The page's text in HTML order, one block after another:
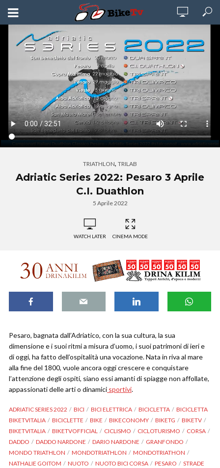
TRIATHLON, TRILAB
Adriatic Series 2022: Pesaro 3 Aprile
C.I. Duathlon
5 Aprile 2022
WATCH LATER CINEMA MODE
Pesaro, bagnata dall’Adriatico, con la sua cultura, la sua
dimensione e i suoi ritmi a misura d’uomo, i suoi patrimoni di ieri e
di oggi, ha fatto dell’ospitalità una vocazione. Nata in riva al mare
alla fine del 1800, vuole ancora oggi crescere e conquistare
l’attenzione degli ospiti, siano essi amanti di spiagge non affollate,
appassionati delle arti o dinamici sportivi.
ADRIATIC SERIES 2022 BICI BICI ELETTRICA BICICLETTA
BICICLETTA
BIKETVITALIA
BICICLETTE BIKE BIKECONOMY BIKETG
BIKETV
BIKETVITALIA
BIKETVOFFICIAL CICLISMO CICLOTURISMO
CORSA
DADDO
DADDO NARDONE DARIO NARDONE
GRANFONDO
MONDO TRIATHLON
MONDOTRIATHLON
MONDOTRIATHON
NATHALIE GOITOM
NUOTO NUOTO BICI CORSA PESARO
STRADE